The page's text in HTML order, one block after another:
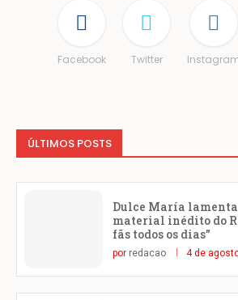
Facebook Twitter
ÚLTIMOS POSTS
Dulce María
material inédito do
fãs todos os dias”
por redacao 4 de